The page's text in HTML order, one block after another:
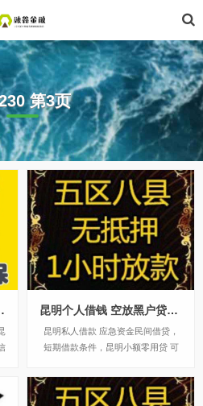
第3页
一手资金非中介 昆明个人借钱 空放黑户贷企业贷 大额贷款 昆明就用钱来找我当天下款
昆明私人借款 应急资金民间借贷，
短期借款条件，昆明小额零用贷 可
资产、名下有房、自己房、夫妻共有
房、父母房、自建房、回迁房、福利